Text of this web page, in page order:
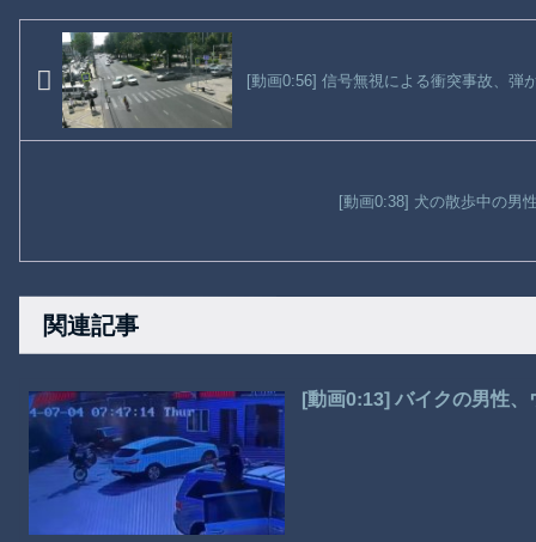
[動画0:56] 信号無視による衝突事故、弾
[動画0:38] 犬の散歩中の男
関連記事
[動画0:13] バイクの男性